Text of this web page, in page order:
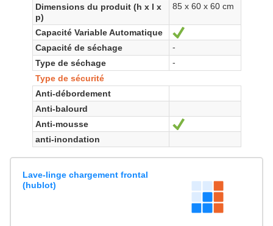
Dimensions du produit (h x l x
p)
85 x 60 x 60 cm
Capacité Variable Automatique
Ja
Capacité de séchage
-
Type de séchage
-
Type de sécurité
Anti-débordement
Anti-balourd
Anti-mousse
Ja
anti-inondation
Lave-linge chargement frontal
(hublot)